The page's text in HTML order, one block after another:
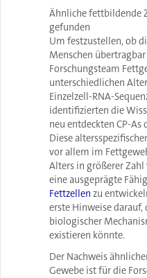
Ähnliche fettbildende
gefunden
Um festzustellen, ob
Menschen
Forschungsteam
unterschiedlichen
Einzelzell-RNA-
identifizierten die
neu entdeckten CP-As
Diese
vor allem im
Alters in größerer
eine ausgeprägte
Fettzellen zu
erste Hinweise darauf,
biologischer
existieren könnte.
Der Nachweis
Gewebe ist für die